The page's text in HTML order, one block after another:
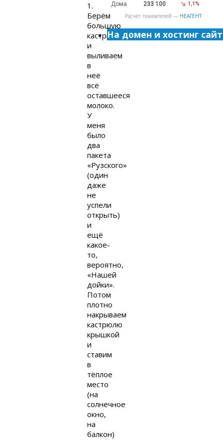
1.
Берём
большую
кастрюлю
и
выливаем
в
неё
всё
оставшееся
молоко.
У
меня
было
два
пакета
«Рузского»
(один
даже
не
успели
открыть)
и
ещё
какое-
то,
вероятно,
«Нашей
дойки».
Потом
плотно
накрываем
кастрюлю
крышкой
и
ставим
в
тёплое
место
(на
солнечное
окно,
на
балкон)
Дома 233 100 1,1%
Расчет показателей — НЕАГЕНТ
На домен и хостинг